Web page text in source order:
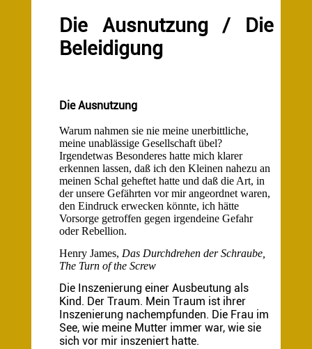
Die Ausnutzung / Die
Beleidigung
Die Ausnutzung
Warum nahmen sie nie meine unerbittliche,
meine unablässige Gesellschaft übel?
Irgendetwas Besonderes hatte mich klarer
erkennen lassen, daß ich den Kleinen nahezu an
meinen Schal geheftet hatte und daß die Art, in
der unsere Gefährten vor mir angeordnet waren,
den Eindruck erwecken könnte, ich hätte
Vorsorge getroffen gegen irgendeine Gefahr
oder Rebellion.
Henry James, Das Durchdrehen der Schraube,
The Turn of the Screw
Die Inszenierung einer Ausbeutung als
Kind. Der Traum. Mein Traum ist ihrer
Inszenierung nachempfunden. Die Frau im
See, wie meine Mutter immer war, wie sie
sich vor mir inszeniert hatte.